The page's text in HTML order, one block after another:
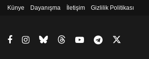
Künye Dayanışma İletişim Gizlilik Politikası